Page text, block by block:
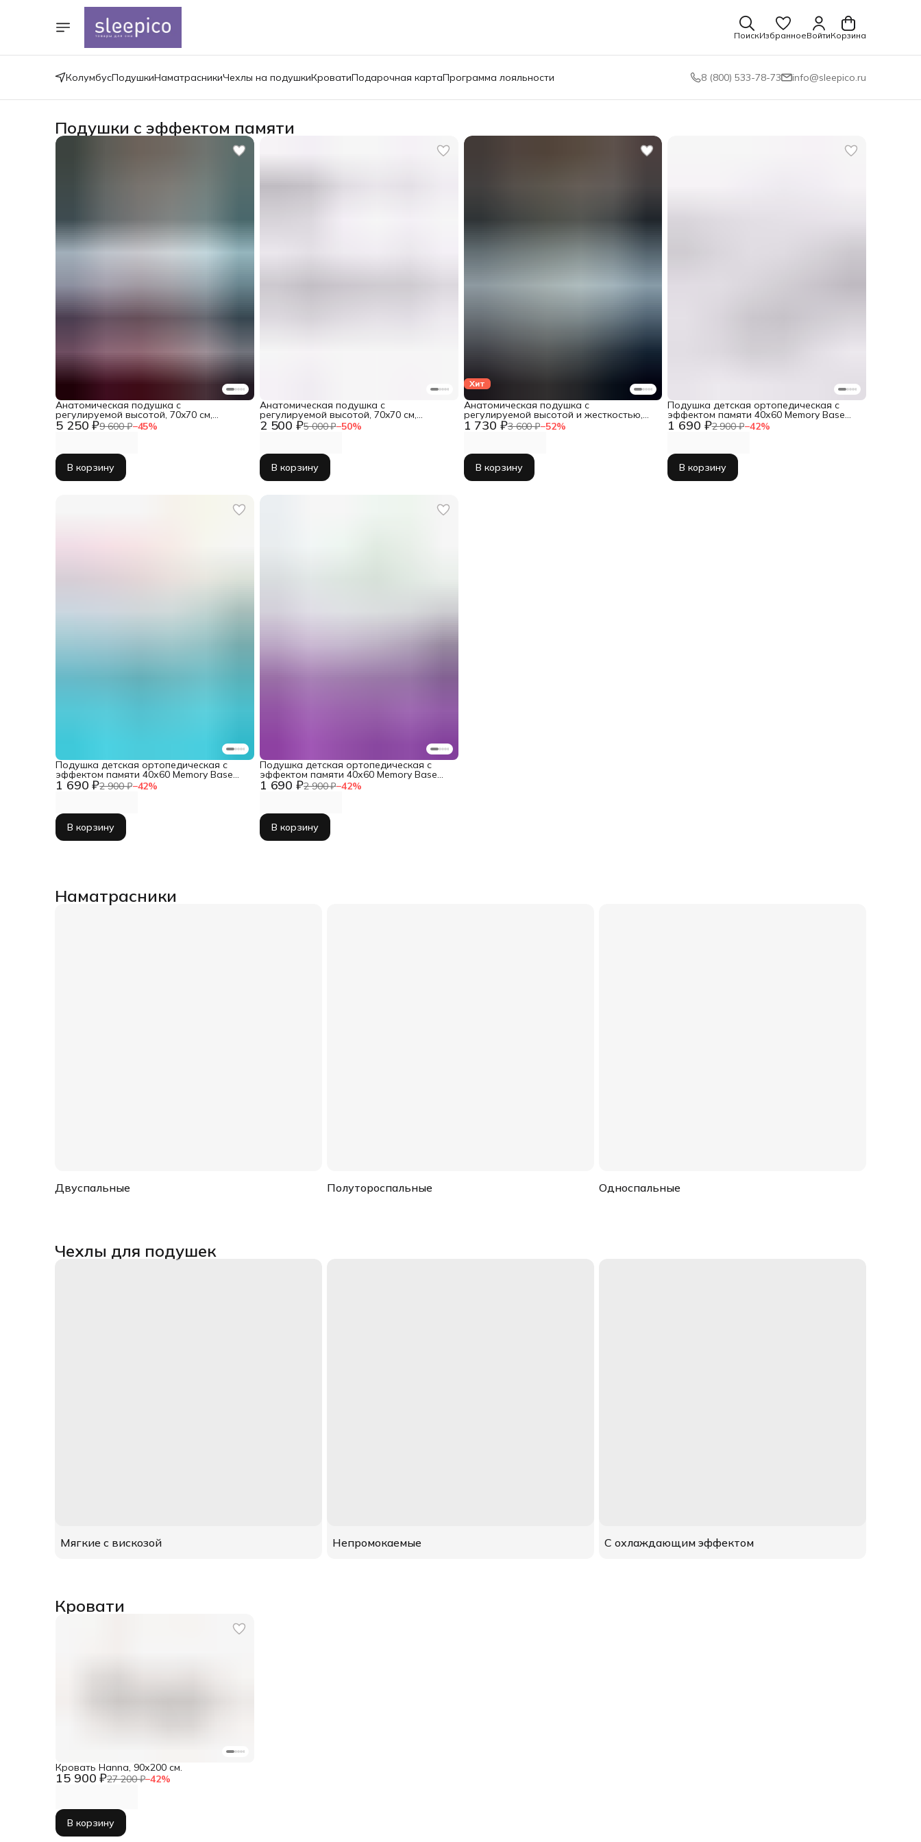
ПоискИзбранноеВойтиКорзина
КолумбусПодушкиНаматрасникиЧехлы на подушкиКроватиПодарочная картаПрограмма лояльности 8 (800) 533-78-73 info@sleepico.ru
Подушки с эффектом памяти
5 250 ₽9 600 ₽−45%
Анатомическая подушка с
регулируемой высотой, 70x70 см,
Memory Base max в комплекте из 2шт.
В корзину
2 500 ₽5 000 ₽−50%
Анатомическая подушка с
регулируемой высотой, 70x70 см,
Sleepico Memory Base max
В корзину
Хит
1 730 ₽3 600 ₽−52%
Анатомическая подушка с
регулируемой высотой и жесткостью,
50x70 см, Sleepico Memory Base
В корзину
1 690 ₽2 900 ₽−42%
Подушка детская ортопедическая с
эффектом памяти 40х60 Memory Base
mini
В корзину
1 690 ₽2 900 ₽−42%
Подушка детская ортопедическая с
эффектом памяти 40х60 Memory Base
mini
В корзину
1 690 ₽2 900 ₽−42%
Подушка детская ортопедическая с
эффектом памяти 40х60 Memory Base
mini
В корзину
Наматрасники
Двуспальные Полутороспальные Односпальные
Чехлы для подушек
Мягкие с вискозой Непромокаемые С охлаждающим эффектом
Кровати
15 900 ₽27 200 ₽−42%
Кровать Hanna, 90х200 см.
В корзину